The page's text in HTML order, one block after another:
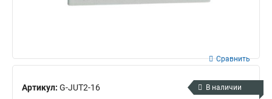
Артикул: G-JUT2-16
Сравнить
В наличии